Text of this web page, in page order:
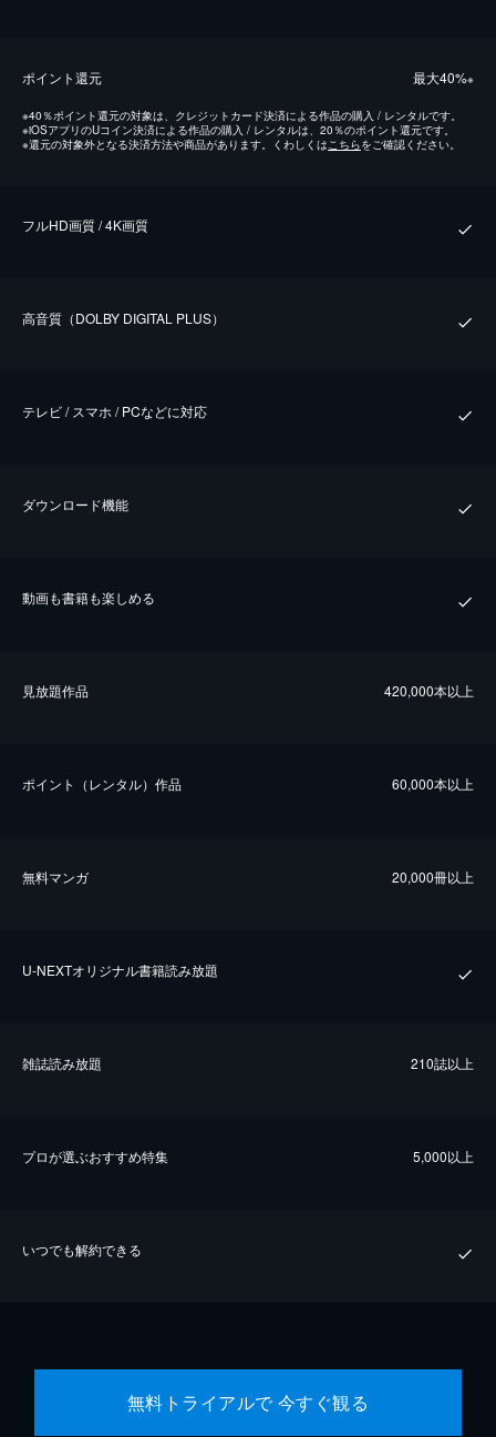
ポイント還元 最⼤40%※
※40％ポイント還元の対象は、クレジットカード決済による作品の購入 / レンタルです。
※iOSアプリのUコイン決済による作品の購入 / レンタルは、20％のポイント還元です。
※還元の対象外となる決済方法や商品があります。くわしくはこちらをご確認ください。
フルHD画質 / 4K画質
⾼⾳質（DOLBY DIGITAL PLUS）
テレビ / スマホ / PCなどに対応
ダウンロード機能
動画も書籍も楽しめる
⾒放題作品 420,000本以上
ポイント（レンタル）作品 60,000本以上
無料マンガ 20,000冊以上
U-NEXTオリジナル書籍読み放題
雑誌読み放題 210誌以上
プロが選ぶおすすめ特集 5,000以上
いつでも解約できる
無料トライアルで 今すぐ観る